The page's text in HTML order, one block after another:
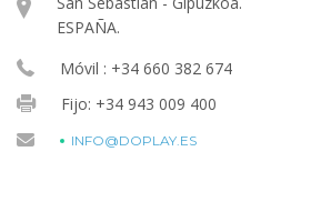
ESPAÑA.
Móvil : +34 660 382 674
Fijo: +34 943 009 400
INFO@DOPLAY.ES